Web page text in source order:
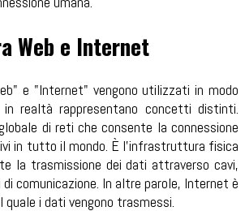
Web e Internet
e "Internet" vengono utilizzati in modo
in realtà rappresentano concetti distinti.
di reti che consente la connessione
in tutto il mondo. È l'infrastruttura fisica
la trasmissione dei dati attraverso cavi,
comunicazione. In altre parole, Internet è
i dati vengono trasmessi.